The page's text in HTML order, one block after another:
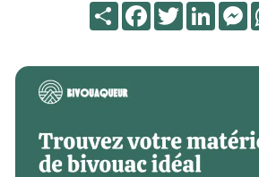
PartagerFacebookTwitter